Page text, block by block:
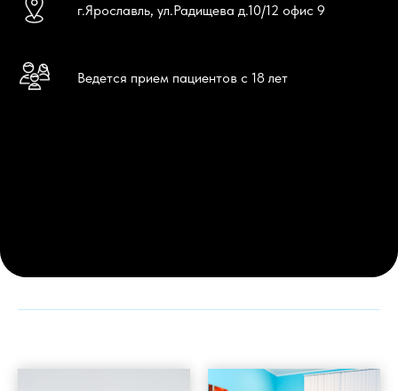
г.Ярославль, ул.Радищева д.10/12 офис 9
Ведется прием пациентов с 18 лет